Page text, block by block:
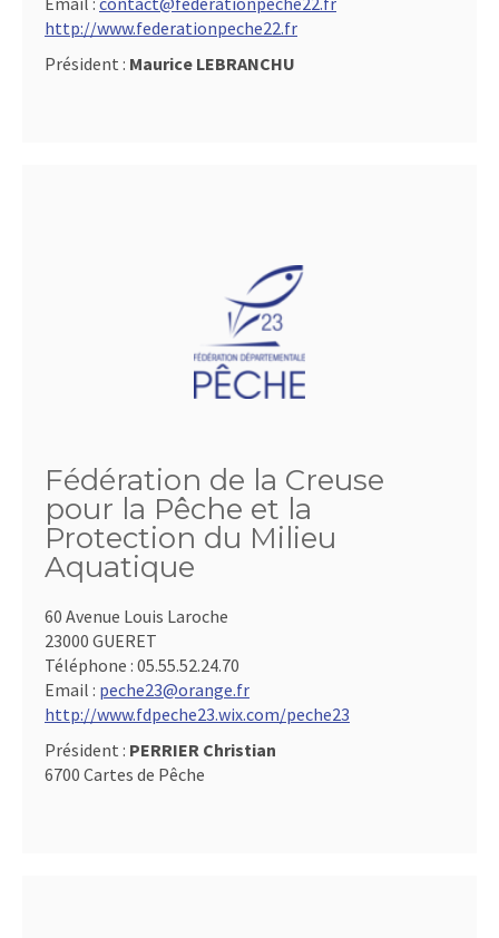
http://www.federationpeche22.fr
Président : Maurice LEBRANCHU
Fédération de la Creuse
pour la Pêche et la
Protection du Milieu
Aquatique
60 Avenue Louis Laroche
23000 GUERET
Téléphone : 05.55.52.24.70
Email : peche23@orange.fr
http://www.fdpeche23.wix.com/peche23
Président : PERRIER Christian
6700 Cartes de Pêche